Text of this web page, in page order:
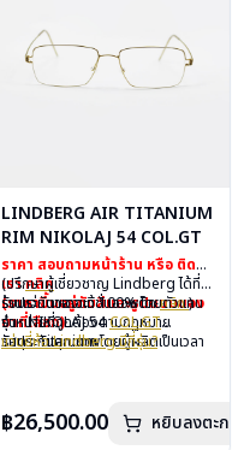
LINDBERG AIR TITANIUM
RIM NIKOLAJ 54 COL.GT
ราคา สอบถามหน้าร้าน หรือ ติดต่อ
เราคลิก
(ราคาขึ้นอยู่กับสีและรูปแบบของ
ขาที่เลือก)
(ปรึกษาผู้เชี่ยวชาญ Lindberg ได้ที่
ร้านแว่นตาเดอะวิชั่นออพติคคลิก)
รับประกันของแท้ 100% โดยตัวแทน
จำหน่ายที่ถูกต้องตามกฏหมาย
รับประกันคุณภาพโดยผู้ผลิตเป็นเวลา
ฟรีสลักชื่อบนขาแว่นได้สูงสุด 27 ตัว
อักษร
รุ่น : NIKOLAJ 54COL.GT
วัสดุ : Titanium
น้ำหนัก :13 กรัม
การรับประกัน : 3 ปี
แว่นยี่ห้อ Lindberg มีกี่รุ่น?
฿26,500.00 หยิบลงตะกร้า